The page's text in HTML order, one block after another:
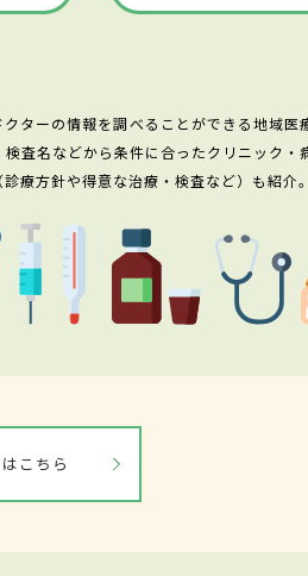
ターの情報を調べることができる地域医
名などから条件に合ったクリニック・
療方針や得意な治療・検査など）も紹介。
こちら